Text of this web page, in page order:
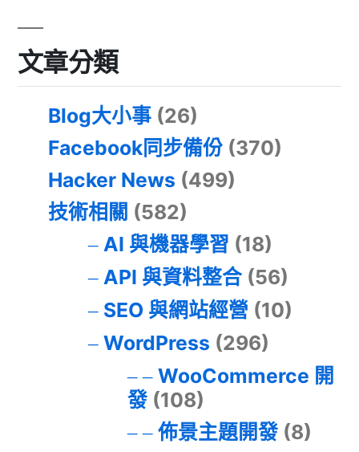
文章分類
Blog大小事 (26)
Facebook同步備份 (370)
Hacker News (499)
技術相關 (582)
AI 與機器學習 (18)
API 與資料整合(56)
SEO 與網站經營 (10)
WordPress (296)
WooCommerce 開
發(108)
佈景主題開發(8)